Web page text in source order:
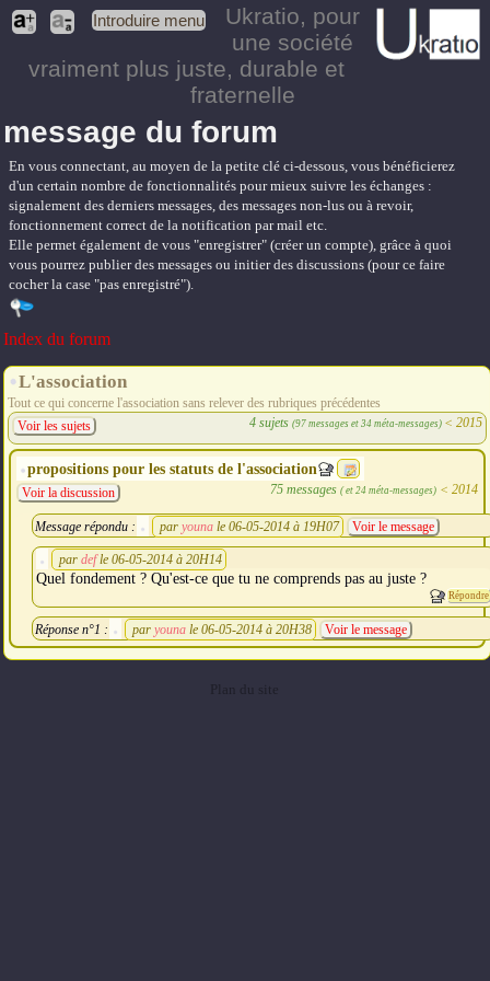
Introduire menu Ukratio, pour
une société
vraiment plus juste, durable et
fraternelle
message du forum
En vous connectant, au moyen de la petite clé ci-dessous, vous bénéficierez
d'un certain nombre de fonctionnalités pour mieux suivre les échanges :
signalement des derniers messages, des messages non-lus ou à revoir,
fonctionnement correct de la notification par mail etc.
Elle permet également de vous "enregistrer" (créer un compte), grâce à quoi
vous pourrez publier des messages ou initier des discussions (pour ce faire
cocher la case "pas enregistré").
Index du forum
L'association
Tout ce qui concerne l'association sans relever des rubriques précédentes
4 sujets (97 messages et 34 méta-messages) < 2015
Voir les sujets
propositions pour les statuts de l'association
75 messages ( et 24 méta-messages)< 2014
Voir la discussion
Message répondu : par youna le 06-05-2014 à 19H07 Voir le message
par def le 06-05-2014 à 20H14
Quel fondement ? Qu'est-ce que tu ne comprends pas au juste ?
Répondre
Réponse n°1 : par youna le 06-05-2014 à 20H38 Voir le message
Plan du site